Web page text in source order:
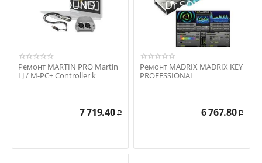
Ремонт MARTIN PRO Martin
LJ / M-PC+ Controller k
7 719.40 Р
Ремонт MADRIX MADRIX KEY
PROFESSIONAL
6 767.80 Р